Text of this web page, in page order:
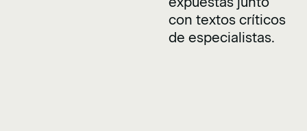
con textos críticos
de especialistas.